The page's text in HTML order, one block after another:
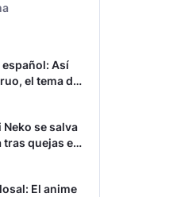
español: Así
el tema de
Neko se salva
tras quejas en
El anime